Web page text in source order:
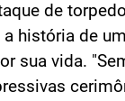
de
história de
sua vida.